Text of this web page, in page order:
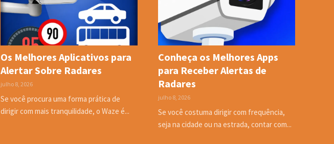
Os Melhores Aplicativos para
Alertar Sobre Radares
julho 8, 2026
Se você procura uma forma prática de
dirigir com mais tranquilidade, o Waze é...
Conheça os Melhores Apps
para Receber Alertas de
Radares
julho 8, 2026
Se você costuma dirigir com frequência,
seja na cidade ou na estrada, contar com...